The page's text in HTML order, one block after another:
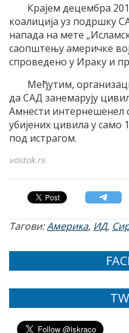
Крајем децембра
коалиција уз подршку
напада на мете
саопштењу америчке
спроведено у Ираку и
Међутим,
да САД занемарују
Амнести интернешенел
убијених цивила у само
под истрагом.
vostok.rs
Тагови:Америка, ИД,